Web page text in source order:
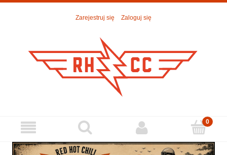
Zarejestruj się Zaloguj się